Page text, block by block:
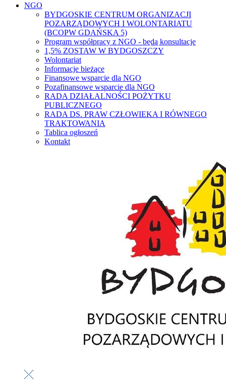
NGO
BYDGOSKIE CENTRUM ORGANIZACJI
POZARZĄDOWYCH I WOLONTARIATU
(BCOPW GDAŃSKA 5)
Program współpracy z NGO - będą konsultacje
1,5% ZOSTAW W BYDGOSZCZY
Wolontariat
Informacje bieżące
Finansowe wsparcie dla NGO
Pozafinansowe wsparcie dla NGO
RADA DZIAŁALNOŚCI POŻYTKU
PUBLICZNEGO
RADA DS. PRAW CZŁOWIEKA I RÓWNEGO
TRAKTOWANIA
Tablica ogłoszeń
Kontakt